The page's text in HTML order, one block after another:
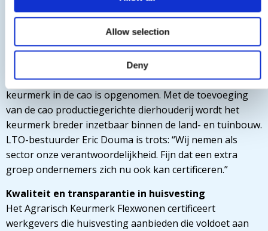
Allow selection
Deny
waarborgt de kwaliteit van huisvesting op agrarische
bedrijven en sluit aan bij de toenemende behoefte aan
transparantie en onafhankelijk toezicht.
Het AKF was tot nu toe uitsluitend toegankelijk voor de
sectoren glastuinbouw en open teelten waar het
keurmerk in de cao is opgenomen. Met de toevoeging
van de cao productiegerichte dierhouderij wordt het
keurmerk breder inzetbaar binnen de land- en tuinbouw.
LTO-bestuurder Eric Douma is trots: “Wij nemen als
sector onze verantwoordelijkheid. Fijn dat een extra
groep ondernemers zich nu ook kan certificeren.”
Kwaliteit en transparantie in huisvesting
Het Agrarisch Keurmerk Flexwonen certificeert
werkgevers die huisvesting aanbieden die voldoet aan